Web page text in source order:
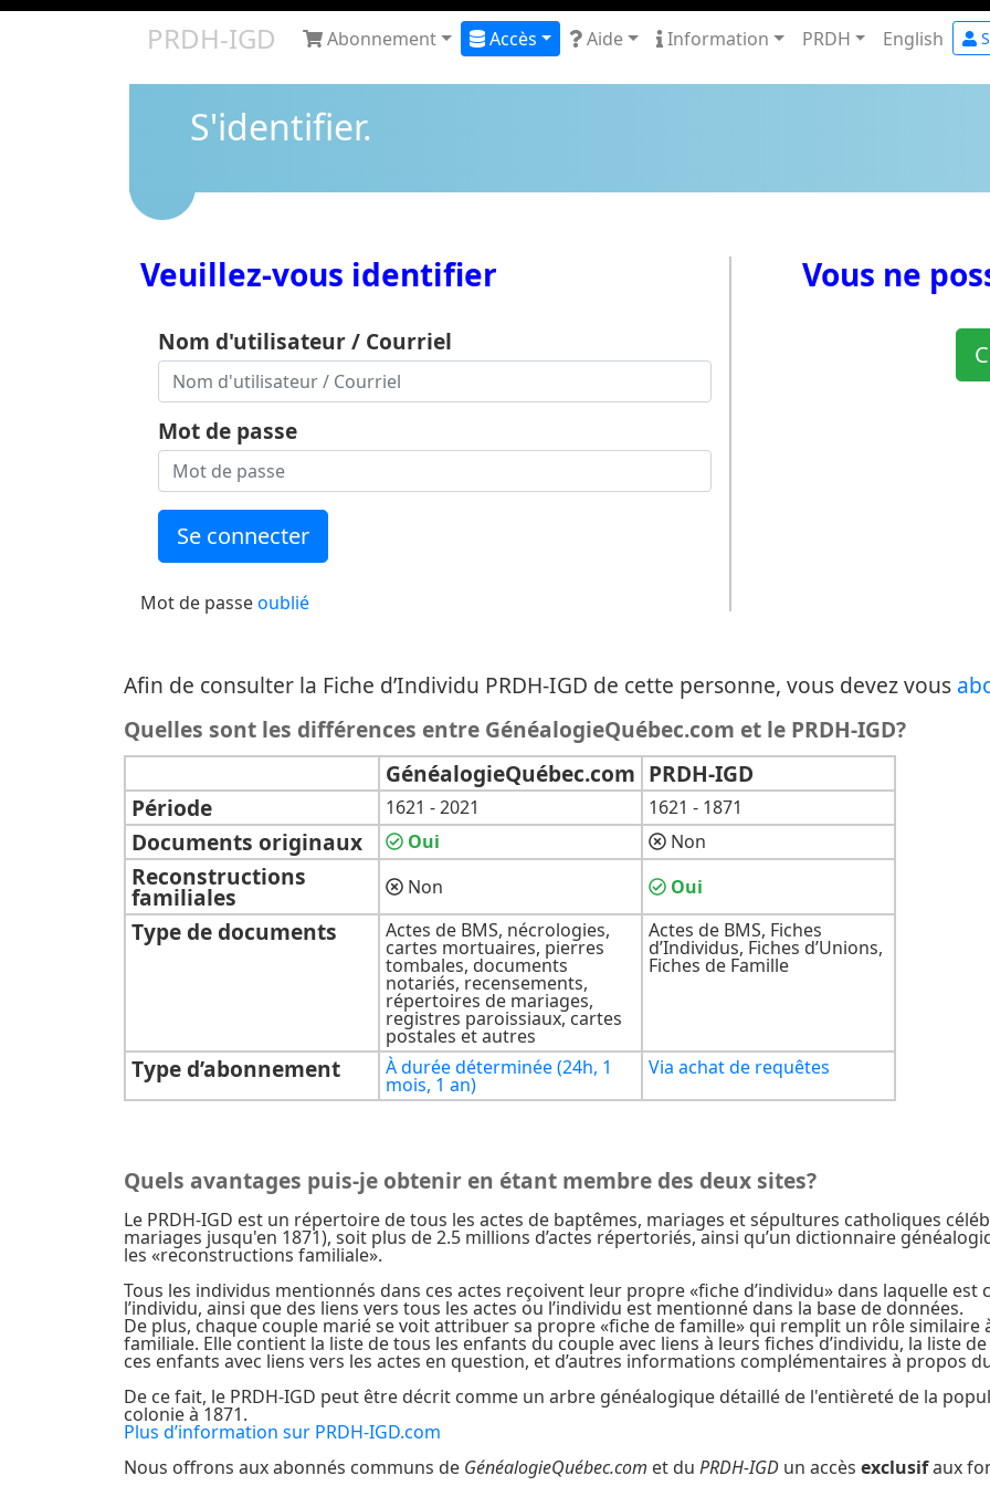
PRDH-IGD Abonnement Accès Aide Information PRDH English
S'identifier.
Veuillez-vous identifier
Nom d'utilisateur / Courriel
Mot de passe
Mot de passeoublié
Vous ne
Afin de consulter la Fiche d’Individu PRDH-IGD de cette personne, vous devez vous
Quelles sont les différences entre GénéalogieQuébec.com et le PRDH-IGD?
GénéalogieQuébec.com PRDH-IGD
Période
1621 - 2021 1621 - 1871
Documents originaux Oui Non
Reconstructions
familiales Non Oui
Type de documents Actes de BMS, nécrologies,
cartes mortuaires, pierres
tombales, documents
notariés, recensements,
répertoires de mariages,
registres paroissiaux, cartes
postales et autres
Actes de BMS, Fiches
d’Individus, Fiches d’Unions,
Fiches de Famille
Type d’abonnement À durée déterminée (24h, 1
mois, 1 an)
Via achat de requêtes
Quels avantages puis-je obtenir en étant membre des deux sites?
Le PRDH-IGD est un répertoire de tous les actes de baptêmes, mariages et sépultures catholiques
mariages jusqu'en 1871), soit plus de 2.5 millions d’actes répertoriés, ainsi qu’un dictionnaire
les «reconstructions familiale».
Tous les individus mentionnés dans ces actes reçoivent leur propre «fiche d’individu» dans laquelle
l’individu, ainsi que des liens vers tous les actes ou l’individu est mentionné dans la base de données.
De plus, chaque couple marié se voit attribuer sa propre «fiche de famille» qui remplit un rôle similaire
familiale. Elle contient la liste de tous les enfants du couple avec liens à leurs fiches d’individu, la liste
ces enfants avec liens vers les actes en question, et d’autres informations complémentaires à propos
De ce fait, le PRDH-IGD peut être décrit comme un arbre généalogique détaillé de l'entièreté de la
colonie à 1871.
Plus d’information sur PRDH-IGD.com
Nous offrons aux abonnés communs de GénéalogieQuébec.com et du PRDH-IGD un accès exclusifaux